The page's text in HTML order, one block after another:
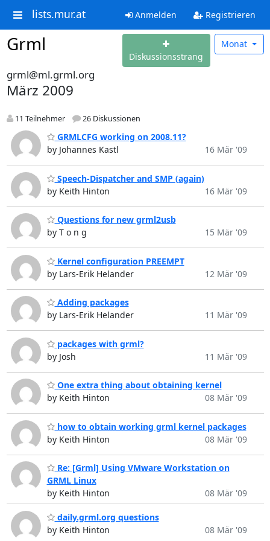
lists.mur.at Anmelden Registrieren
Grml
Diskussionsstrang
Monat
grml@ml.grml.org
März 2009
11 Teilnehmer 26 Diskussionen
GRMLCFG working on 2008.11?
by Johannes Kastl
16 Mär '09
Speech-Dispatcher and SMP (again)
by Keith Hinton
16 Mär '09
Questions for new grml2usb
by T o n g
15 Mär '09
Kernel configuration PREEMPT
by Lars-Erik Helander
12 Mär '09
Adding packages
by Lars-Erik Helander
11 Mär '09
packages with grml?
by Josh
11 Mär '09
One extra thing about obtaining kernel
by Keith Hinton
08 Mär '09
how to obtain working grml kernel packages
by Keith Hinton
08 Mär '09
Re: [Grml] Using VMware Workstation on
GRML Linux
by Keith Hinton
08 Mär '09
daily.grml.org questions
by Keith Hinton
08 Mär '09